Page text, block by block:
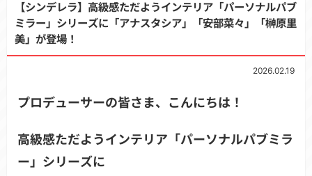
【シンデレラ】高級感ただようインテリア「パーソナルパブ
ミラー」シリーズに「アナスタシア」「安部菜々」「榊原里
美」が登場！
2026.02.19
プロデューサーの皆さま、こんにちは！
高級感ただようインテリア「パーソナルパブミラ
ー」シリーズに